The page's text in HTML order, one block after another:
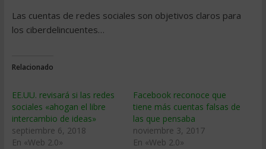
Las cuentas de redes sociales son objetivos claros para
los ciberdelincuentes…
Relacionado
EE.UU. revisará si las redes
sociales «ahogan el libre
intercambio de ideas»
septiembre 6, 2018
En «Web 2.0»
Facebook reconoce que
tiene más cuentas falsas de
las que pensaba
noviembre 3, 2017
En «Web 2.0»